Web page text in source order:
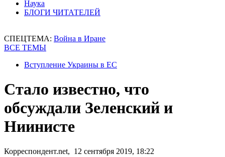
Наука
БЛОГИ ЧИТАТЕЛЕЙ
СПЕЦТЕМА: Война в Иране
ВСЕ ТЕМЫ
Вступление Украины в ЕС
Стало известно, что
обсуждали Зеленский и
Ниинисте
Корреспондент.net, 12 сентября 2019, 18:22